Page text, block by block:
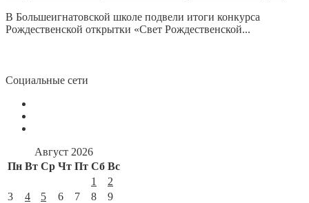
В Большеигнатовской школе подвели итоги конкурса
Рождественской открытки «Свет Рождественской...
Социальные сети
Август 2026
Пн Вт Ср Чт Пт Сб Вс
1
2
3
4 5 6 7 8
9